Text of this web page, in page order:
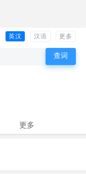
英汉 汉语 更多
更多